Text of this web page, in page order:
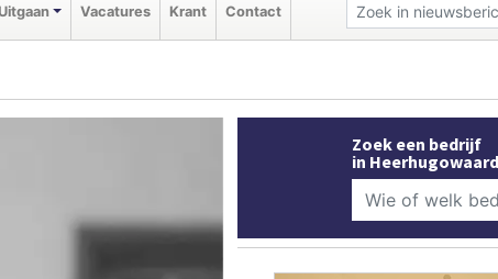
Vacatures Krant Contact
Zoek een bedrijf
in